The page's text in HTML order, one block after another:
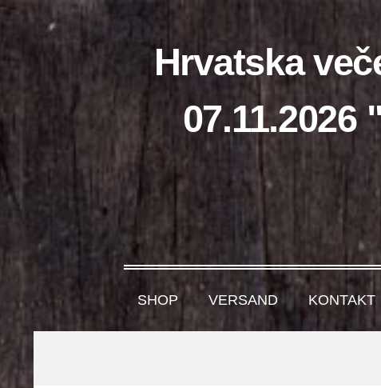
Hrvatska
SHOP VERSAND KONTAKT